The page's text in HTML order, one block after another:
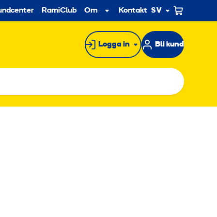
RamiClub Om ossUndermeny
Kontakt SV
Logga in Bli kund